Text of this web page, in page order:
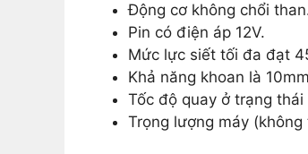
Động cơ không chổi
Pin có điện áp 12V.
Mức lực siết tối đa đạt
Khả năng khoan là
Tốc độ quay ở trạng
Trọng lượng máy